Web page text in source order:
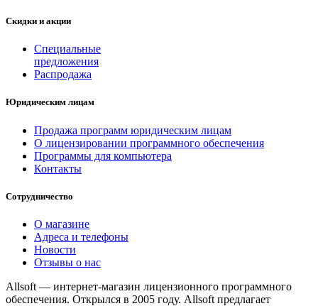
Скидки и акции
Специальные
предложения
Распродажа
Юридическим лицам
Продажа программ юридическим лицам
О лицензировании программного обеспечения
Программы для компьютера
Контакты
Сотрудничество
О магазине
Адреса и телефоны
Новости
Отзывы о нас
Allsoft — интернет-магазин лицензионного программного
обеспечения. Открылся в 2005 году. Allsoft предлагает